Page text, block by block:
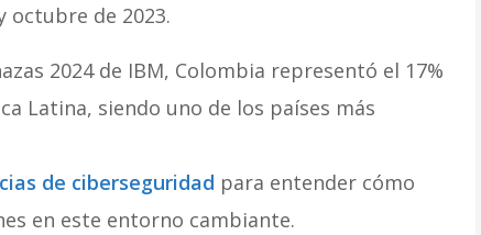
octubre de 2023.
2024 de IBM, Colombia representó el 17%
Latina, siendo uno de los países más
de ciberseguridad para entender cómo
en este entorno cambiante.